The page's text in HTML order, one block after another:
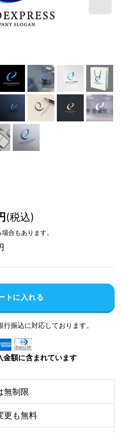
(税込)
合もあります。
トに入れる
振込に対応しております。
金額に含まれています
無制限
更も無料